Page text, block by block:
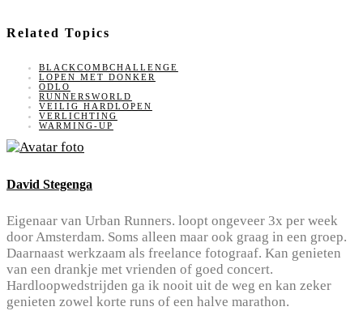
Related Topics
BLACKCOMBCHALLENGE
LOPEN MET DONKER
ODLO
RUNNERSWORLD
VEILIG HARDLOPEN
VERLICHTING
WARMING-UP
David Stegenga
Eigenaar van Urban Runners. loopt ongeveer 3x per week
door Amsterdam. Soms alleen maar ook graag in een groep.
Daarnaast werkzaam als freelance fotograaf. Kan genieten
van een drankje met vrienden of goed concert.
Hardloopwedstrijden ga ik nooit uit de weg en kan zeker
genieten zowel korte runs of een halve marathon.